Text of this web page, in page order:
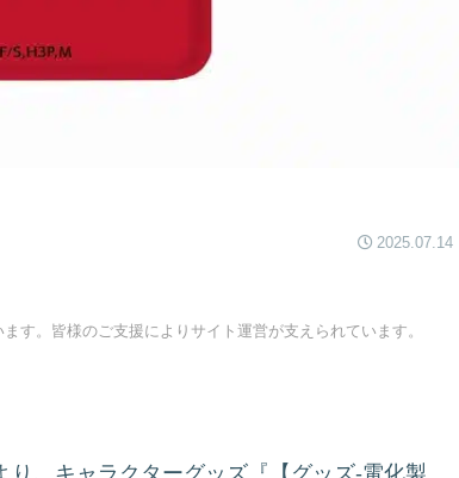
2025.07.14
す。皆様のご支援によりサイト運営が支えられています。